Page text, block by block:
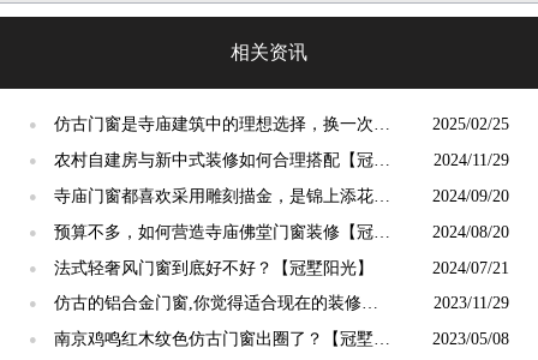
相关资讯
●
仿古门窗是寺庙建筑中的理想选择，换一次用
终生【冠墅阳光】
2025/02/25
●
农村自建房与新中式装修如何合理搭配【冠墅
阳光】
2024/11/29
●
寺庙门窗都喜欢采用雕刻描金，是锦上添花
吗？【冠墅阳光】
2024/09/20
●
预算不多，如何营造寺庙佛堂门窗装修【冠墅
阳光】
2024/08/20
● 法式轻奢风门窗到底好不好？【冠墅阳光】 2024/07/21
●
仿古的铝合金门窗,你觉得适合现在的装修吗?
【冠墅阳光】
2023/11/29
●
南京鸡鸣红木纹色仿古门窗出圈了？【冠墅阳
2023/05/08